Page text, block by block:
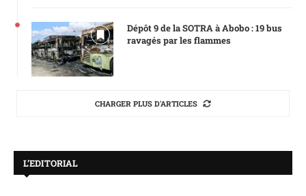
Dépôt 9 de la SOTRA à Abobo : 19 bus
ravagés par les flammes
CHARGER PLUS D'ARTICLES
L’EDITORIAL